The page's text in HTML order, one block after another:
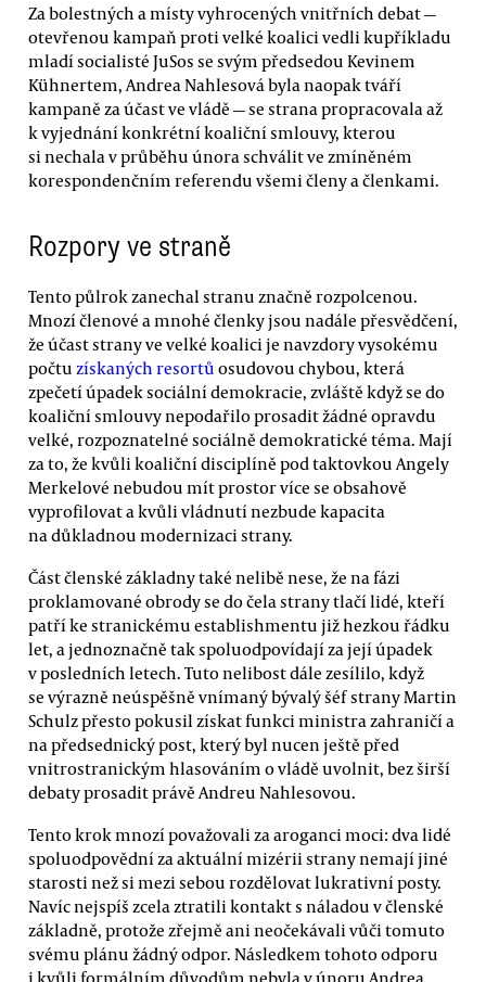
Za bolestných a místy vyhrocených vnitřních debat —
otevřenou kampaň proti velké koalici vedli kupříkladu
mladí socialisté JuSos se svým předsedou Kevinem
Kühnertem, Andrea Nahlesová byla naopak tváří
kampaně za účast ve vládě — se strana propracovala až
k vyjednání konkrétní koaliční smlouvy, kterou
si nechala v průběhu února schválit ve zmíněném
korespondenčním referendu všemi členy a členkami.
Rozpory ve straně
Tento půlrok zanechal stranu značně rozpolcenou.
Mnozí členové a mnohé členky jsou nadále přesvědčení,
že účast strany ve velké koalici je navzdory vysokému
počtu získaných resortů osudovou chybou, která
zpečetí úpadek sociální demokracie, zvláště když se do
koaliční smlouvy nepodařilo prosadit žádné opravdu
velké, rozpoznatelné sociálně demokratické téma. Mají
za to, že kvůli koaliční disciplíně pod taktovkou Angely
Merkelové nebudou mít prostor více se obsahově
vyprofilovat a kvůli vládnutí nezbude kapacita
na důkladnou modernizaci strany.
Část členské základny také nelibě nese, že na fázi
proklamované obrody se do čela strany tlačí lidé, kteří
patří ke stranickému establishmentu již hezkou řádku
let, a jednoznačně tak spoluodpovídají za její úpadek
v posledních letech. Tuto nelibost dále zesílilo, když
se výrazně neúspěšně vnímaný bývalý šéf strany Martin
Schulz přesto pokusil získat funkci ministra zahraničí a
na předsednický post, který byl nucen ještě před
vnitrostranickým hlasováním o vládě uvolnit, bez širší
debaty prosadit právě Andreu Nahlesovou.
Tento krok mnozí považovali za aroganci moci: dva lidé
spoluodpovědní za aktuální mizérii strany nemají jiné
starosti než si mezi sebou rozdělovat lukrativní posty.
Navíc nejspíš zcela ztratili kontakt s náladou v členské
základně, protože zřejmě ani neočekávali vůči tomuto
svému plánu žádný odpor. Následkem tohoto odporu